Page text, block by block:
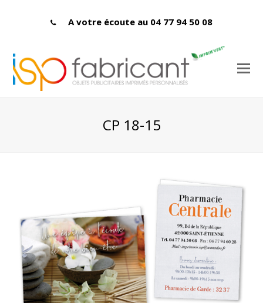
A votre écoute au 04 77 94 50 08
CP 18-15